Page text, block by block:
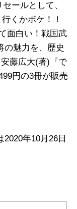
ールとして、
くかボケ！！
面白い！戦国武
魅力を、歴史
藤広大(著)『で
円の3冊が販売
年10月26日